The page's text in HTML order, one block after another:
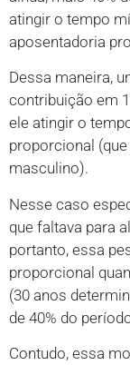
atingir o tempo
aposentadoria
Dessa maneira,
contribuição em
ele atingir o
proporcional
masculino).
Nesse caso
que faltava para
portanto, essa
proporcional
(30 anos
de 40% do
Contudo, essa